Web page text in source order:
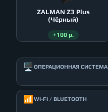
ZALMAN Z3 Plus
(Чёрный)
+100 р.
🖥️ ОПЕРАЦИОННАЯ СИСТЕМА
📶 WI-FI / BLUETOOTH